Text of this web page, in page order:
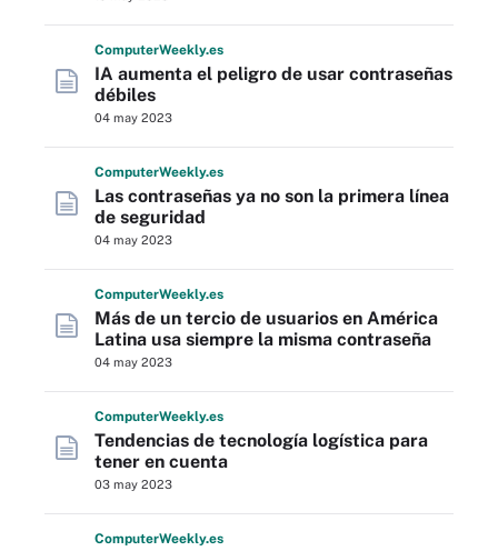
ComputerWeekly.es
IA aumenta el peligro de usar contraseñas
débiles
04 may 2023
ComputerWeekly.es
Las contraseñas ya no son la primera línea
de seguridad
04 may 2023
ComputerWeekly.es
Más de un tercio de usuarios en América
Latina usa siempre la misma contraseña
04 may 2023
ComputerWeekly.es
Tendencias de tecnología logística para
tener en cuenta
03 may 2023
ComputerWeekly.es